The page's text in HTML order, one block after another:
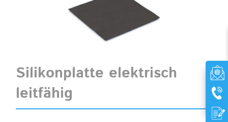
Silikonplatte elektrisch
leitfähig